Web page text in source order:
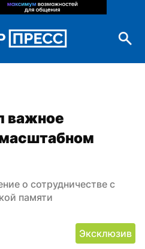
важное
о сотрудничестве с
памяти
Эксклюзив